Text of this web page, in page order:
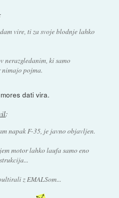
vire, ti za svoje blodnje lahko
nerazgledanim, ki samo
pojma.
dati vira.
:
napak F-35, je javno objavljen.
motor lahko laufa samo eno
z EMALSom...